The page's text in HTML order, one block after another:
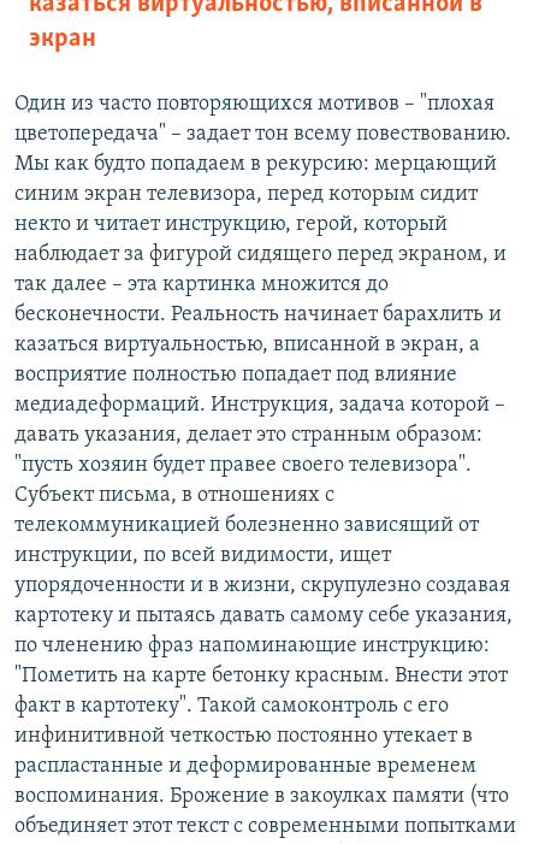
экран
Один из часто повторяющихся мотивов – "плохая
цветопередача" – задает тон всему повествованию.
Мы как будто попадаем в рекурсию: мерцающий
синим экран телевизора, перед которым сидит
некто и читает инструкцию, герой, который
наблюдает за фигурой сидящего перед экраном, и
так далее – эта картинка множится до
бесконечности. Реальность начинает барахлить и
казаться виртуальностью, вписанной в экран, а
восприятие полностью попадает под влияние
медиадеформаций. Инструкция, задача которой –
давать указания, делает это странным образом:
"пусть хозяин будет правее своего телевизора".
Субъект письма, в отношениях с
телекоммуникацией болезненно зависящий от
инструкции, по всей видимости, ищет
упорядоченности и в жизни, скрупулезно создавая
картотеку и пытаясь давать самому себе указания,
по членению фраз напоминающие инструкцию:
"Пометить на карте бетонку красным. Внести этот
факт в картотеку". Такой самоконтроль с его
инфинитивной четкостью постоянно утекает в
распластанные и деформированные временем
воспоминания. Брожение в закоулках памяти (что
объединяет этот текст с современными попытками